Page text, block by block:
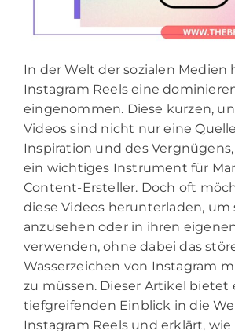
In der Welt der sozialen Medien
Instagram Reels eine
eingenommen. Diese kurzen,
Videos sind nicht nur eine
Inspiration und des
ein wichtiges Instrument für
Content-Ersteller. Doch oft
diese Videos herunterladen, um
anzusehen oder in ihren
verwenden, ohne dabei das
Wasserzeichen von Instagram
zu müssen. Dieser Artikel bietet
tiefgreifenden Einblick in die
Instagram Reels und erklärt, wie